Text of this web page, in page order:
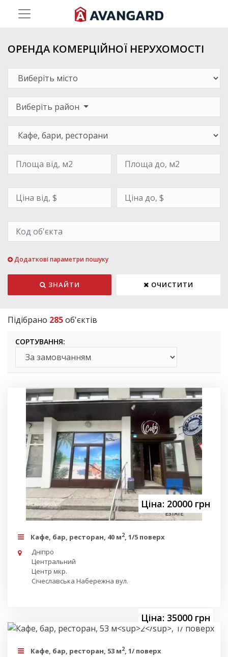
ОРЕНДА КОМЕРЦІЙНОЇ НЕРУХОМОСТІ
Виберіть район
Додаткові параметри пошуку
ЗНАЙТИ ОЧИСТИТИ
Підібрано 285об'єктів
СОРТУВАННЯ:
Ціна: 20000 грн
Кафе, бар, ресторан, 40 м2, 1/5 поверх
Дніпро
Центральний
Центр мкр.
Січеславська Набережна вул.
Ціна: 35000 грн
Кафе, бар, ресторан, 53 м2, 1/ поверх